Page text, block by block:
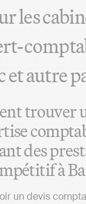
les
et autre
trouver
des
à
un devis